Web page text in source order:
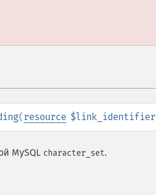
(resource $link_identifier
MySQL character_set.